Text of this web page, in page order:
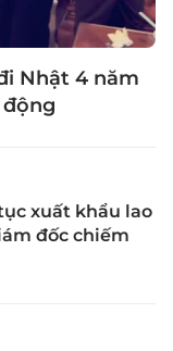
Nhật 4 năm
xuất khẩu lao
đốc chiếm